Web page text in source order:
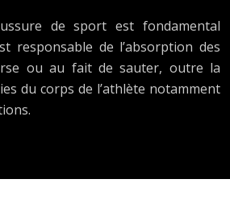
de sport est fondamental
responsable de l’absorption des
ou au fait de sauter, outre la
du corps de l’athlète notamment